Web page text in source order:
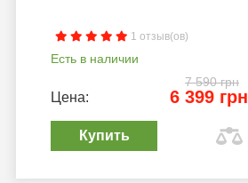
1 отзыв(ов)
Есть в наличии
7 590 грн
Цена: 6 399 грн
Купить